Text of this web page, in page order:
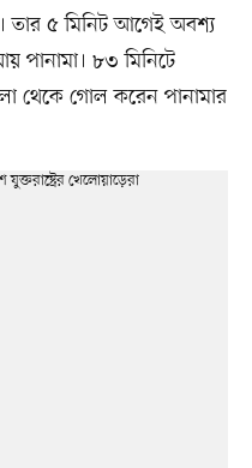
তার ৫ মিনিট আগেই অবশ্য
পানামা। ৮৩ মিনিটে
থেকে গোল করেন পানামার